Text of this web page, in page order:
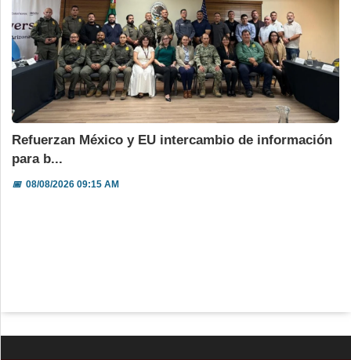
Refuerzan México y EU intercambio de información
para b...
📅08/08/2026 09:15 AM